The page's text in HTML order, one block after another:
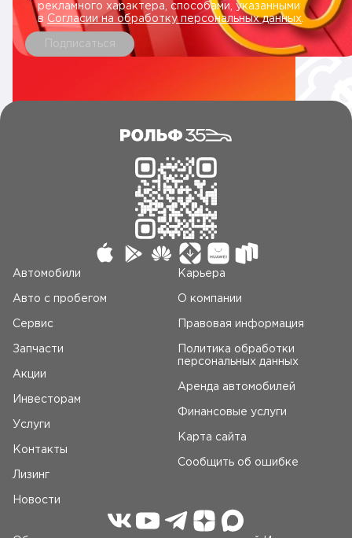
рекламного характера, способами, указанными
в Согласии на обработку персональных данных
Подписаться
Автомобили
Авто c пробегом
Сервис
Запчасти
Акции
Инвесторам
Услуги
Контакты
Лизинг
Новости
Карьера
О компании
Правовая информация
Политика обработки
персональных данных
Аренда автомобилей
Финансовые услуги
Карта сайта
Сообщить об ошибке